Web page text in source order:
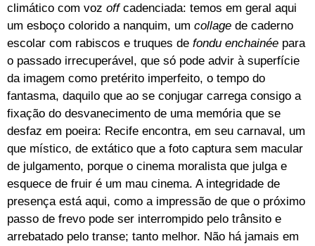
climático com voz offcadenciada: temos em geral aqui
um esboço colorido a nanquim, um collage de caderno
escolar com rabiscos e truques de fondu enchainée para
o passado irrecuperável, que só pode advir à superfície
da imagem como pretérito imperfeito, o tempo do
fantasma, daquilo que ao se conjugar carrega consigo a
fixação do desvanecimento de uma memória que se
desfaz em poeira: Recife encontra, em seu carnaval, um
que místico, de extático que a foto captura sem macular
de julgamento, porque o cinema moralista que julga e
esquece de fruir é um mau cinema. A integridade de
presença está aqui, como a impressão de que o próximo
passo de frevo pode ser interrompido pelo trânsito e
arrebatado pelo transe; tanto melhor. Não há jamais em